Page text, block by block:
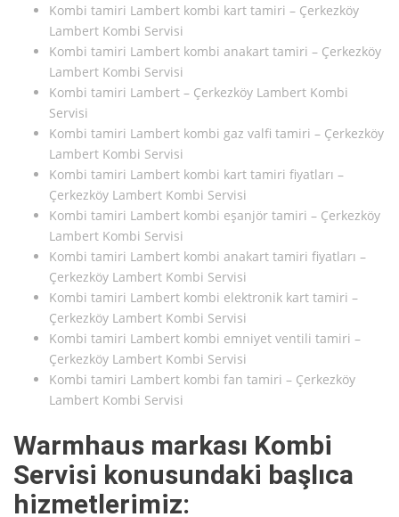
Kombi tamiri Lambert kombi kart tamiri – Çerkezköy
Lambert Kombi Servisi
Kombi tamiri Lambert kombi anakart tamiri – Çerkezköy
Lambert Kombi Servisi
Kombi tamiri Lambert – Çerkezköy Lambert Kombi
Servisi
Kombi tamiri Lambert kombi gaz valfi tamiri – Çerkezköy
Lambert Kombi Servisi
Kombi tamiri Lambert kombi kart tamiri fiyatları –
Çerkezköy Lambert Kombi Servisi
Kombi tamiri Lambert kombi eşanjör tamiri – Çerkezköy
Lambert Kombi Servisi
Kombi tamiri Lambert kombi anakart tamiri fiyatları –
Çerkezköy Lambert Kombi Servisi
Kombi tamiri Lambert kombi elektronik kart tamiri –
Çerkezköy Lambert Kombi Servisi
Kombi tamiri Lambert kombi emniyet ventili tamiri –
Çerkezköy Lambert Kombi Servisi
Kombi tamiri Lambert kombi fan tamiri – Çerkezköy
Lambert Kombi Servisi
Warmhaus markası Kombi
Servisi konusundaki başlıca
hizmetlerimiz: